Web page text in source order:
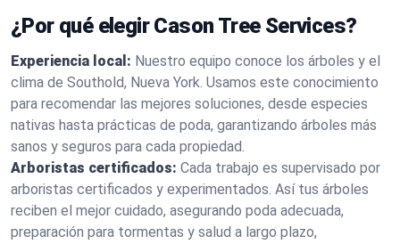
¿Por qué elegir Cason Tree Services?
Experiencia local: Nuestro equipo conoce los árboles y el
clima de Southold, Nueva York. Usamos este conocimiento
para recomendar las mejores soluciones, desde especies
nativas hasta prácticas de poda, garantizando árboles más
sanos y seguros para cada propiedad.
Arboristas certificados: Cada trabajo es supervisado por
arboristas certificados y experimentados. Así tus árboles
reciben el mejor cuidado, asegurando poda adecuada,
preparación para tormentas y salud a largo plazo,